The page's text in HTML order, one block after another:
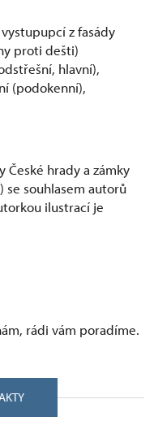
z fasády
proti dešti)
hlavní),
(podokenní),
České hrady a zámky
se souhlasem autorů
ilustrací je
rádi vám poradíme.